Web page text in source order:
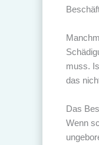
muss.
das
Das
Wenn